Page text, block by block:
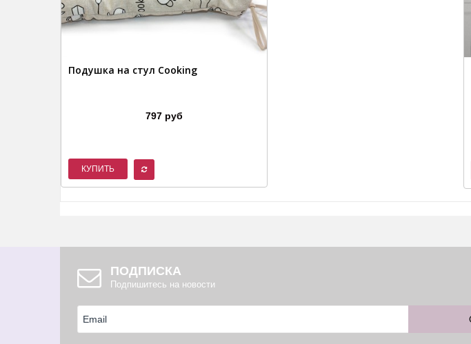
Подушка на стул Cooking
797 руб
КУПИТЬ
ПОДПИСКА
Подпишитесь на новости